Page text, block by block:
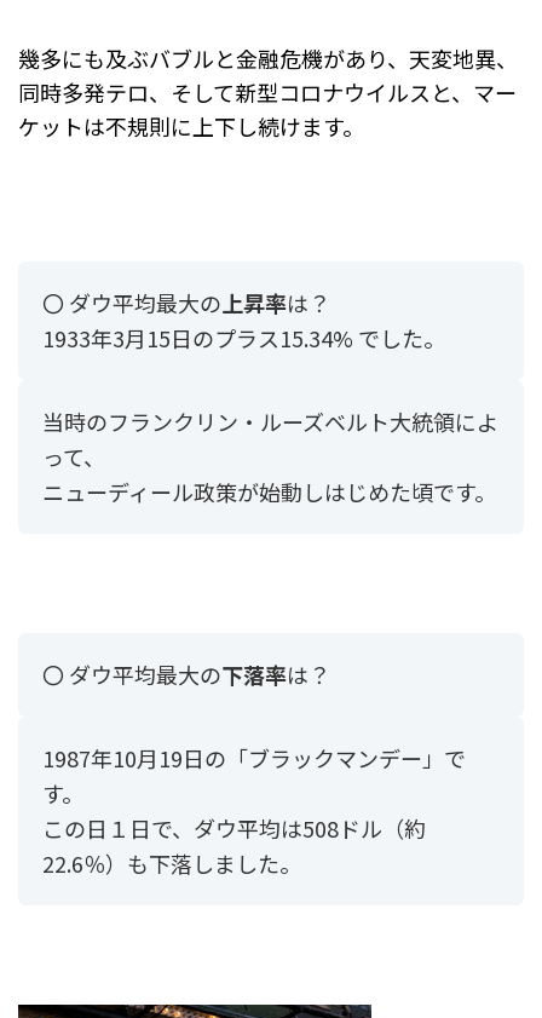
幾多にも及ぶバブルと金融危機があり、天変地異、
同時多発テロ、そして新型コロナウイルスと、マー
ケットは不規則に上下し続けます。
〇 ダウ平均最大の上昇率は？
1933年3月15日のプラス15.34% でした。
当時のフランクリン・ルーズベルト大統領によ
って、
ニューディール政策が始動しはじめた頃です。
〇 ダウ平均最大の下落率は？
1987年10月19日の「ブラックマンデー」で
す。
この日１日で、ダウ平均は508ドル（約
22.6％）も下落しました。